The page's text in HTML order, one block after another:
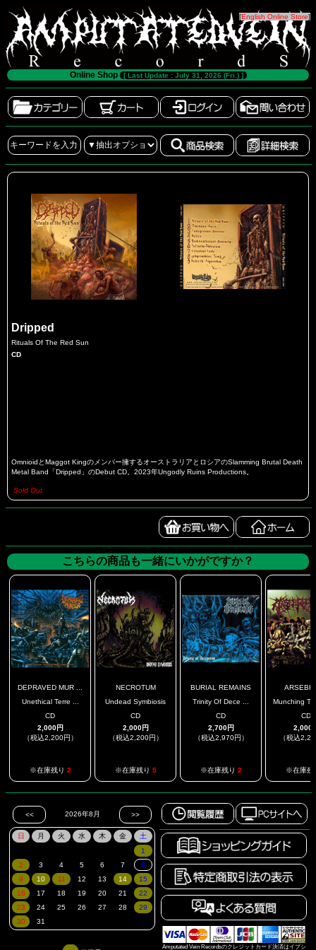
[English Online Store]
Online Shop [ Last Update : July 31, 2026 (Fri.) ]
Dripped
Rituals Of The Red Sun
CD
OmnioidとMaggot Kingのメンバー擁するオーストラリアとロシアのSlamming Brutal Death
Metal Band「Dripped」のDebut CD。2023年Ungodly Ruins Productions。
Sold Out
こちらの商品も一緒にいかがですか？
DEPRAVED MUR ...
Unethical Terre ...
CD
2,000円
（税込2,200円）
※在庫残り 2
NECROTUM
Undead Symbiosis
CD
2,000円
（税込2,200円）
※在庫残り 5
BURIAL REMAINS
Trinity Of Dece ...
CD
2,700円
（税込2,970円）
※在庫残り 2
Munching
CD
2,000
（税込
※在庫残
Amputated Vein Recordsのクレジットカード決済はイプシ